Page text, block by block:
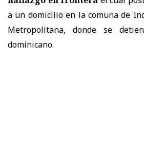
a un domicilio en la comuna de
Metropolitana, donde se
dominicano.